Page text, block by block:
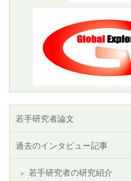
若手研究者論文
過去のインタビュー記事
若手研究者の研究紹介